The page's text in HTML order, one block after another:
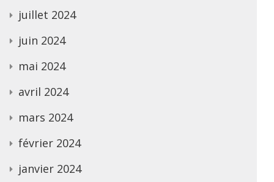
juillet 2024
juin 2024
mai 2024
avril 2024
mars 2024
février 2024
janvier 2024